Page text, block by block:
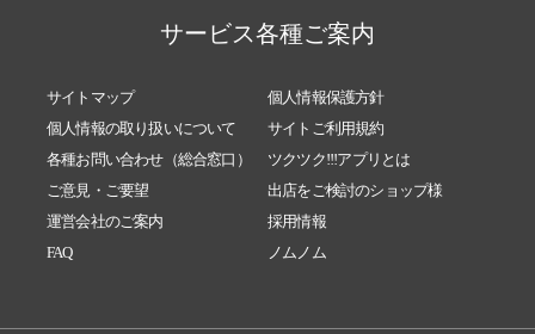
サービス各種ご案内
サイトマップ
個人情報保護方針
個人情報の取り扱いについて
サイトご利用規約
各種お問い合わせ（総合窓口）
ツクツク!!!アプリとは
ご意見・ご要望
出店をご検討のショップ様
運営会社のご案内
採用情報
FAQ
ノムノム